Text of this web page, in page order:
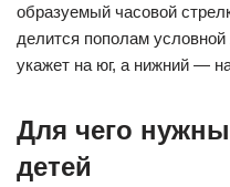
образуемый часовой
делится пополам
укажет на юг, а нижний —
Для чего
детей